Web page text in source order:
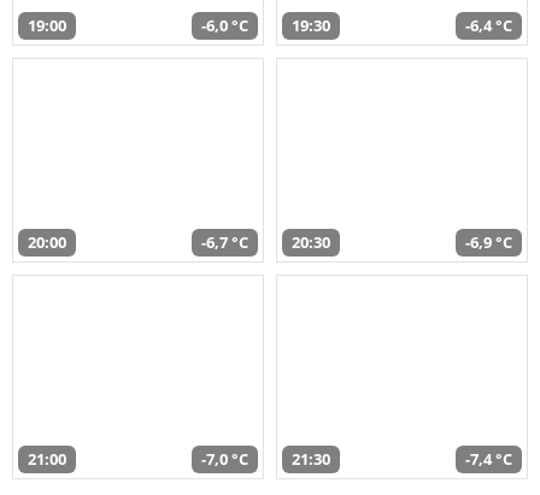
19:00 -6,0 °C 19:30 -6,4 °C
20:00 -6,7 °C 20:30 -6,9 °C
21:00 -7,0 °C 21:30 -7,4 °C